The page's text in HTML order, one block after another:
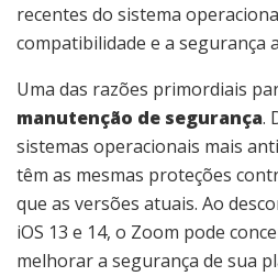
recentes do sistema
compatibilidade e a segurança
Uma das razões primordiais
manutenção de segurança.
sistemas operacionais mais
têm as mesmas proteções
que as versões atuais. Ao
iOS 13 e 14, o Zoom pode
melhorar a segurança de sua